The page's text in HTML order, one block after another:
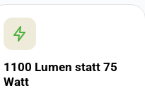
1100 Lumen statt 75
Watt